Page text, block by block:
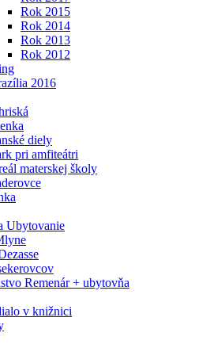
Rok 2015
Rok 2014
Rok 2013
Rok 2012
2016
diely
pri amfiteátri
materskej školy
Ubytovanie
Remenár + ubytovňa
v knižnici